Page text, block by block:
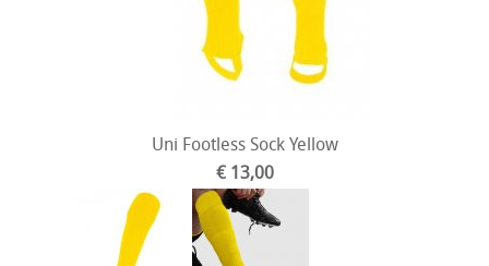
Uni Footless Sock Yellow
€ 13,00